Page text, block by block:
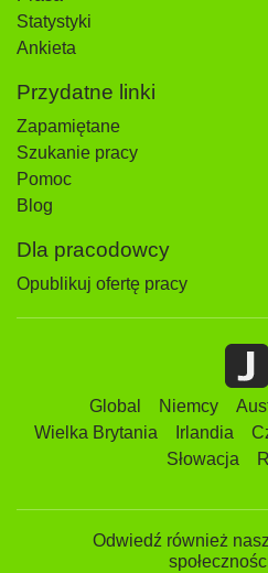
Statystyki
Ankieta
Przydatne linki
Zapamiętane
Szukanie pracy
Pomoc
Blog
Dla pracodowcy
Opublikuj ofertę pracy
Global Niemcy
Wielka Brytania
Irlandia
Słowacja
Odwiedź również